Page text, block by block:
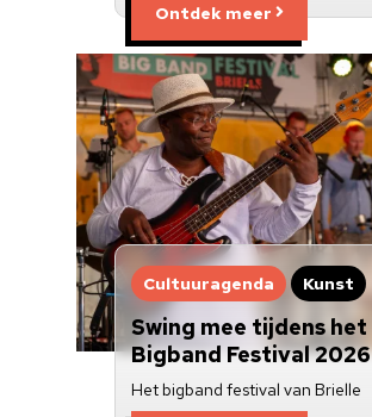
Ontdek meer
Cultuuragenda Kunst
Swing mee tijdens het
Bigband Festival 2026
Het bigband festival van Brielle